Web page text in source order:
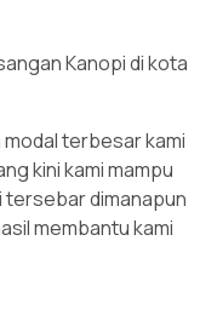
Kanopi di kota
terbesar kami
kini kami mampu
tersebar dimanapun
membantu kami